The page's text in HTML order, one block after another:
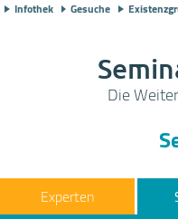
Infothek Gesuche
Die